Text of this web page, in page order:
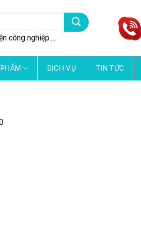
công nghiệp....
DỊCH VỤ TIN TỨC